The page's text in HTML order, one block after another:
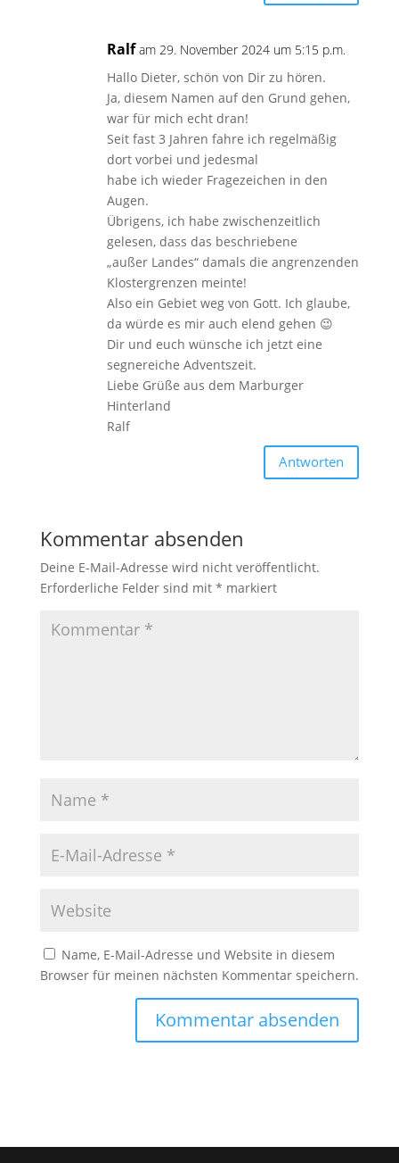
Ralf am 29. November 2024 um 5:15 p.m.
Hallo Dieter, schön von Dir zu hören.
Ja, diesem Namen auf den Grund gehen,
war für mich echt dran!
Seit fast 3 Jahren fahre ich regelmäßig
dort vorbei und jedesmal
habe ich wieder Fragezeichen in den
Augen.
Übrigens, ich habe zwischenzeitlich
gelesen, dass das beschriebene
„außer Landes“ damals die angrenzenden
Klostergrenzen meinte!
Also ein Gebiet weg von Gott. Ich glaube,
da würde es mir auch elend gehen 😉
Dir und euch wünsche ich jetzt eine
segnereiche Adventszeit.
Liebe Grüße aus dem Marburger
Hinterland
Ralf
Antworten
Kommentar absenden
Deine E-Mail-Adresse wird nicht veröffentlicht.
Erforderliche Felder sind mit * markiert
Name, E-Mail-Adresse und Website in diesem
Browser für meinen nächsten Kommentar speichern.